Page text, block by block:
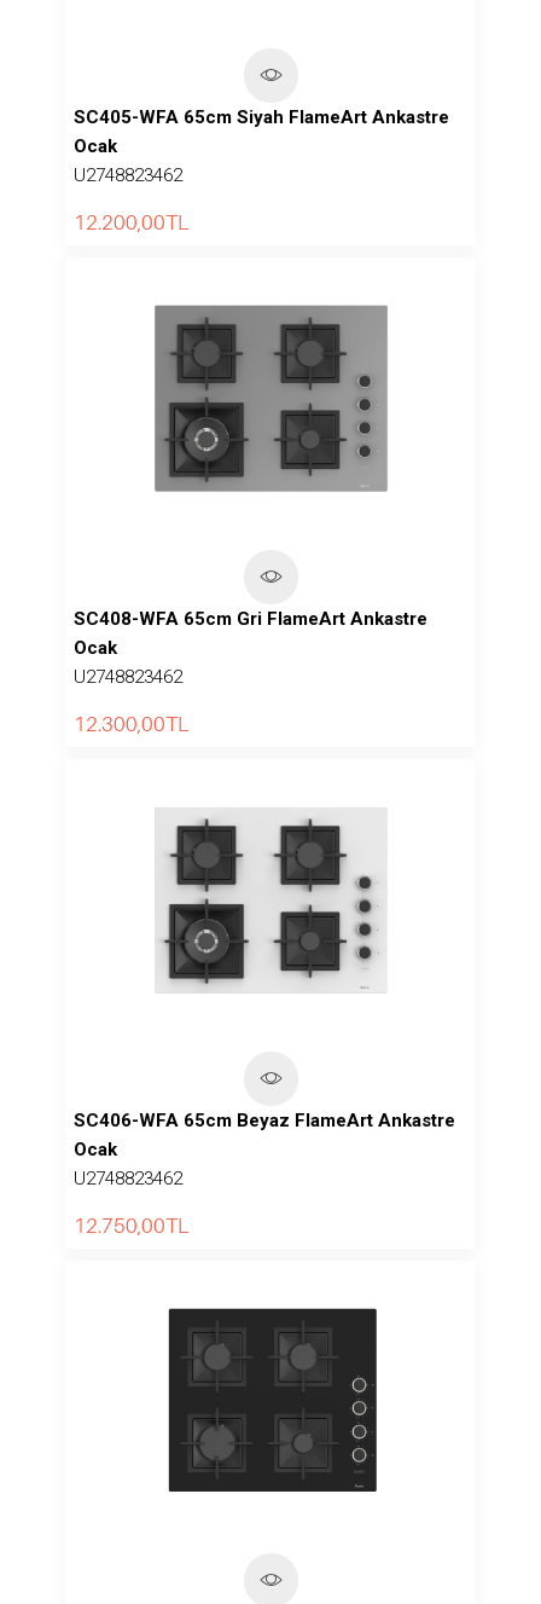
SC405-WFA 65cm Siyah FlameArt Ankastre
Ocak
U2748823462
12.200,00TL
SC408-WFA 65cm Gri FlameArt Ankastre
Ocak
U2748823462
12.300,00TL
SC406-WFA 65cm Beyaz FlameArt Ankastre
Ocak
U2748823462
12.750,00TL